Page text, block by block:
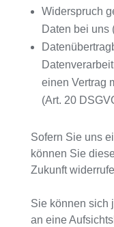
Widerspruch
Daten bei uns
einen Vertrag
(Art. 20
Sofern Sie uns
können Sie
Zukunft
Sie können sich
an eine